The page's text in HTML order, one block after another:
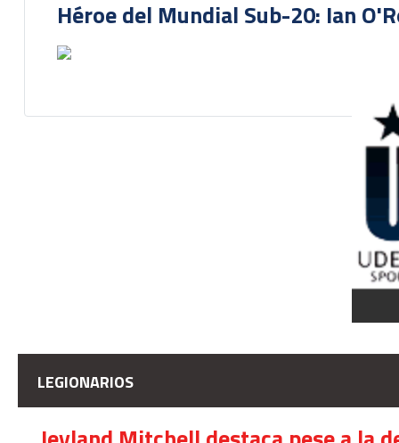
Héroe del Mundial Sub-20: Ian
LEGIONARIOS